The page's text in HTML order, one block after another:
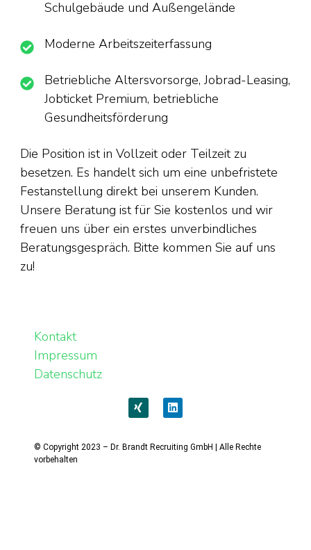
Schulgebäude und Außengelände
Moderne Arbeitszeiterfassung
Betriebliche Altersvorsorge, Jobrad-Leasing,
Jobticket Premium, betriebliche
Gesundheitsförderung
Die Position ist in Vollzeit oder Teilzeit zu
besetzen. Es handelt sich um eine unbefristete
Festanstellung direkt bei unserem Kunden.
Unsere Beratung ist für Sie kostenlos und wir
freuen uns über ein erstes unverbindliches
Beratungsgespräch. Bitte kommen Sie auf uns
zu!
Kontakt
Impressum
Datenschutz
© Copyright 2023 – Dr. Brandt Recruiting GmbH | Alle Rechte
vorbehalten